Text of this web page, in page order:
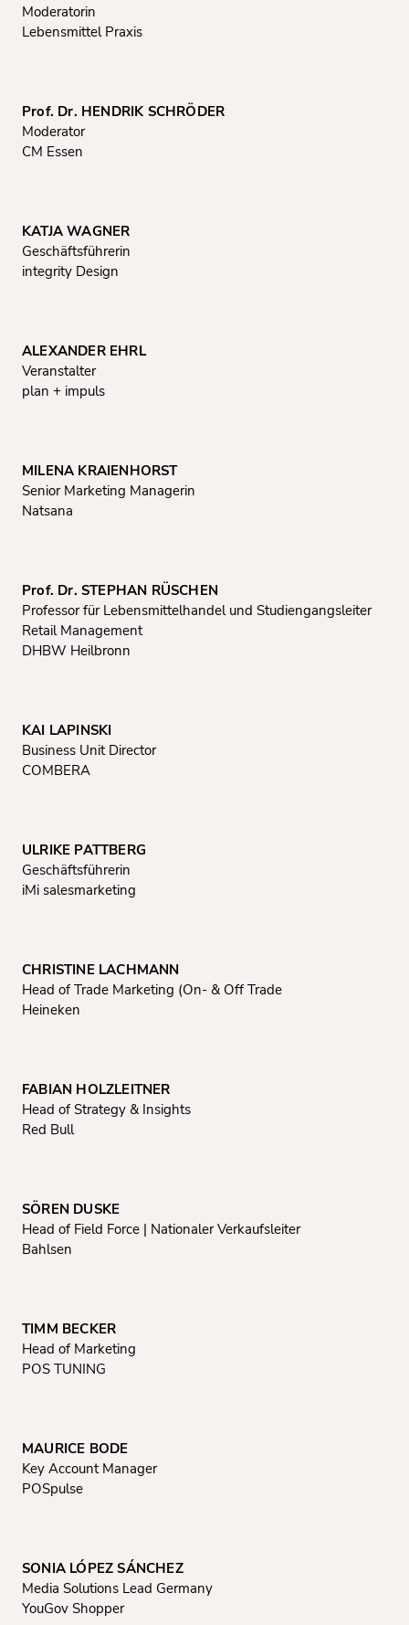
Moderatorin
Lebensmittel Praxis
Prof. Dr. HENDRIK SCHRÖDER
Moderator
CM Essen
KATJA WAGNER
Geschäftsführerin
integrity Design
ALEXANDER EHRL
Veranstalter
plan + impuls
MILENA KRAIENHORST
Senior Marketing Managerin
Natsana
Prof. Dr. STEPHAN RÜSCHEN
Professor für Lebensmittelhandel und Studiengangsleiter
Retail Management
DHBW Heilbronn
KAI LAPINSKI
Business Unit Director
COMBERA
ULRIKE PATTBERG
Geschäftsführerin
iMi salesmarketing
CHRISTINE LACHMANN
Head of Trade Marketing (On- & Off Trade
Heineken
FABIAN HOLZLEITNER
Head of Strategy & Insights
Red Bull
SÖREN DUSKE
Head of Field Force | Nationaler Verkaufsleiter
Bahlsen
TIMM BECKER
Head of Marketing
POS TUNING
MAURICE BODE
Key Account Manager
POSpulse
SONIA LÓPEZ SÁNCHEZ
Media Solutions Lead Germany
YouGov Shopper